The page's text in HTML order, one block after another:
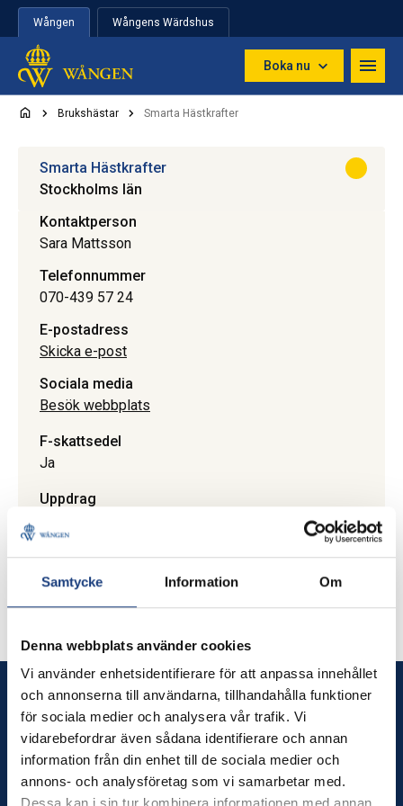
Samtycke Information Om
Denna webbplats använder cookies
Vi använder enhetsidentifierare för att anpassa innehållet
och annonserna till användarna, tillhandahålla funktioner
för sociala medier och analysera vår trafik. Vi
vidarebefordrar även sådana identifierare och annan
information från din enhet till de sociala medier och
annons- och analysföretag som vi samarbetar med.
Hoppa till innehåll
Wången Wångens Wärdshus
Boka nu
Brukshästar Smarta Hästkrafter
Smarta Hästkrafter
Stockholms län
Kontaktperson
Sara Mattsson
Telefonnummer
070-439 57 24
E-postadress
Skicka e-post
Sociala media
Besök webbplats
F-skattsedel
Ja
Uppdrag
Turistkörningar. Marknader. Bröllop. Utbildning av
kuskar. Lektioner och kurser i körning. Ponnyridning
Uppdrag
Stockholms län
Wången
Wången utbildar dig som älskar hästar – och erbjuder
hästnära upplevelser för alla.